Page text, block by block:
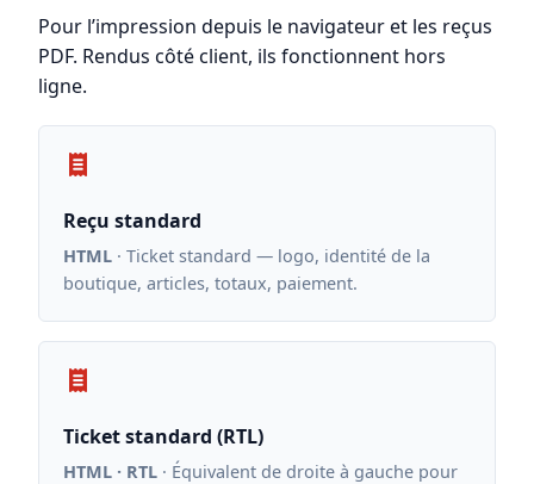
Pour l’impression depuis le navigateur et les reçus
PDF. Rendus côté client, ils fonctionnent hors
ligne.
Reçu standard
HTML · Ticket standard — logo, identité de la
boutique, articles, totaux, paiement.
Ticket standard (RTL)
HTML · RTL · Équivalent de droite à gauche pour